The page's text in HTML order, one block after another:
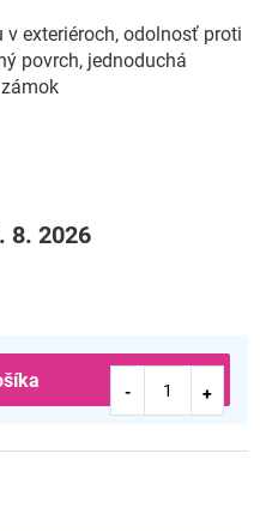
v exteriéroch, odolnosť proti
povrch, jednoduchá
8. 2026